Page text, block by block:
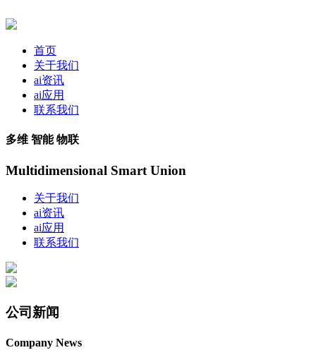
首页
关于我们
ai资讯
ai应用
联系我们
多维 智能 物联
Multidimensional Smart Union
关于我们
ai资讯
ai应用
联系我们
公司新闻
Company News